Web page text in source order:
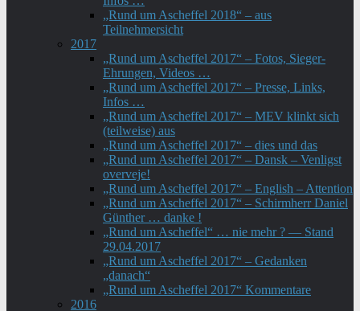
„Rund um Ascheffel 2018“ – aus
Teilnehmersicht
2017
„Rund um Ascheffel 2017“ – Fotos, Sieger-
Ehrungen, Videos …
„Rund um Ascheffel 2017“ – Presse, Links,
Infos …
„Rund um Ascheffel 2017“ – MEV klinkt sich
(teilweise) aus
„Rund um Ascheffel 2017“ – dies und das
„Rund um Ascheffel 2017“ – Dansk – Venligst
overveje!
„Rund um Ascheffel 2017“ – English – Attention
„Rund um Ascheffel 2017“ – Schirmherr Daniel
Günther … danke !
„Rund um Ascheffel“ … nie mehr ? — Stand
29.04.2017
„Rund um Ascheffel 2017“ – Gedanken
„danach“
„Rund um Ascheffel 2017“ Kommentare
2016